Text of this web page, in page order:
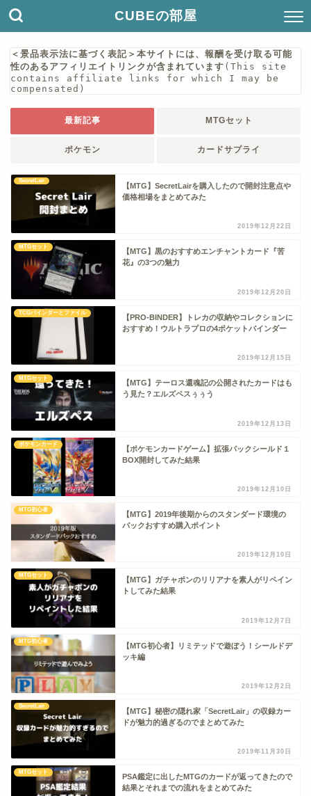
CUBEの部屋
＜景品表示法に基づく表記＞本サイトには、報酬を受け取る可能
性のあるアフィリエイトリンクが含まれています (This site
contains affiliate links for which I may be
compensated)
最新記事 MTGセット
ポケモン カードサプライ
SecretLair
【MTG】SecretLairを購入したので開封注意点や
価格相場をまとめてみた
2019年12月22日
MTGセット
【MTG】黒のおすすめエンチャントカード『苦
花』の3つの魅力
2019年12月20日
TCGバインダーとファイル
【PRO-BINDER】トレカの収納やコレクションに
おすすめ！ウルトラプロの4ポケットバインダー
2019年12月15日
MTGセット
【MTG】テーロス還魂記の公開されたカードはも
う見た？エルズペスぅぅう
2019年12月13日
ポケモンカード
【ポケモンカードゲーム】拡張パックシールド１
BOX開封してみた結果
2019年12月10日
MTG初心者
【MTG】2019年後期からのスタンダード環境の
パックおすすめ購入ポイント
2019年12月10日
MTGセット
【MTG】ガチャポンのリリアナを素人がリペイン
トしてみた結果
2019年12月7日
MTG初心者
【MTG初心者】リミテッドで遊ぼう！シールドデ
ッキ編
2019年12月2日
SecretLair
【MTG】秘密の隠れ家「SecretLair」の収録カー
ドが魅力的過ぎるのでまとめてみた
2019年11月30日
MTGセット
PSA鑑定に出したMTGのカードが返ってきたので
結果とそれまでの流れをまとめてみた